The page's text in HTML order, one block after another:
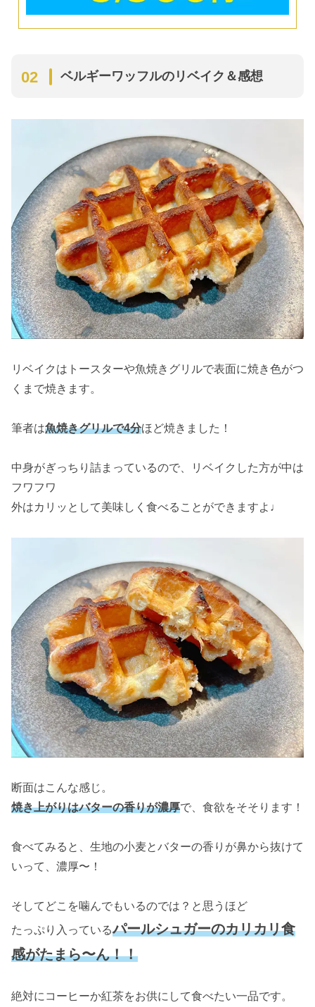
ベルギーワッフルのリベイク＆感想
リベイクはトースターや魚焼きグリルで表面に焼き色がつ
くまで焼きます。
筆者は魚焼きグリルで4分ほど焼きました！
中身がぎっちり詰まっているので、リベイクした方が中は
フワフワ
外はカリッとして美味しく食べることができますよ♩
断面はこんな感じ。
焼き上がりはバターの香りが濃厚で、食欲をそそります！
食べてみると、生地の小麦とバターの香りが鼻から抜けて
いって、濃厚〜！
そしてどこを噛んでもいるのでは？と思うほど
たっぷり入っているパールシュガーのカリカリ食
感がたまら〜ん！！
絶対にコーヒーか紅茶をお供にして食べたい一品です。